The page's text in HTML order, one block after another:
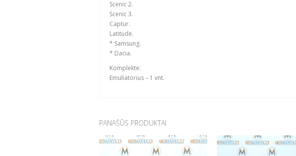
Scenic 2.
Scenic 3.
Captur.
Latitude.
* Samsung.
* Dacia.
Komplekte:
Emuliatorius – 1 vnt.
PANAŠŪS PRODUKTAI